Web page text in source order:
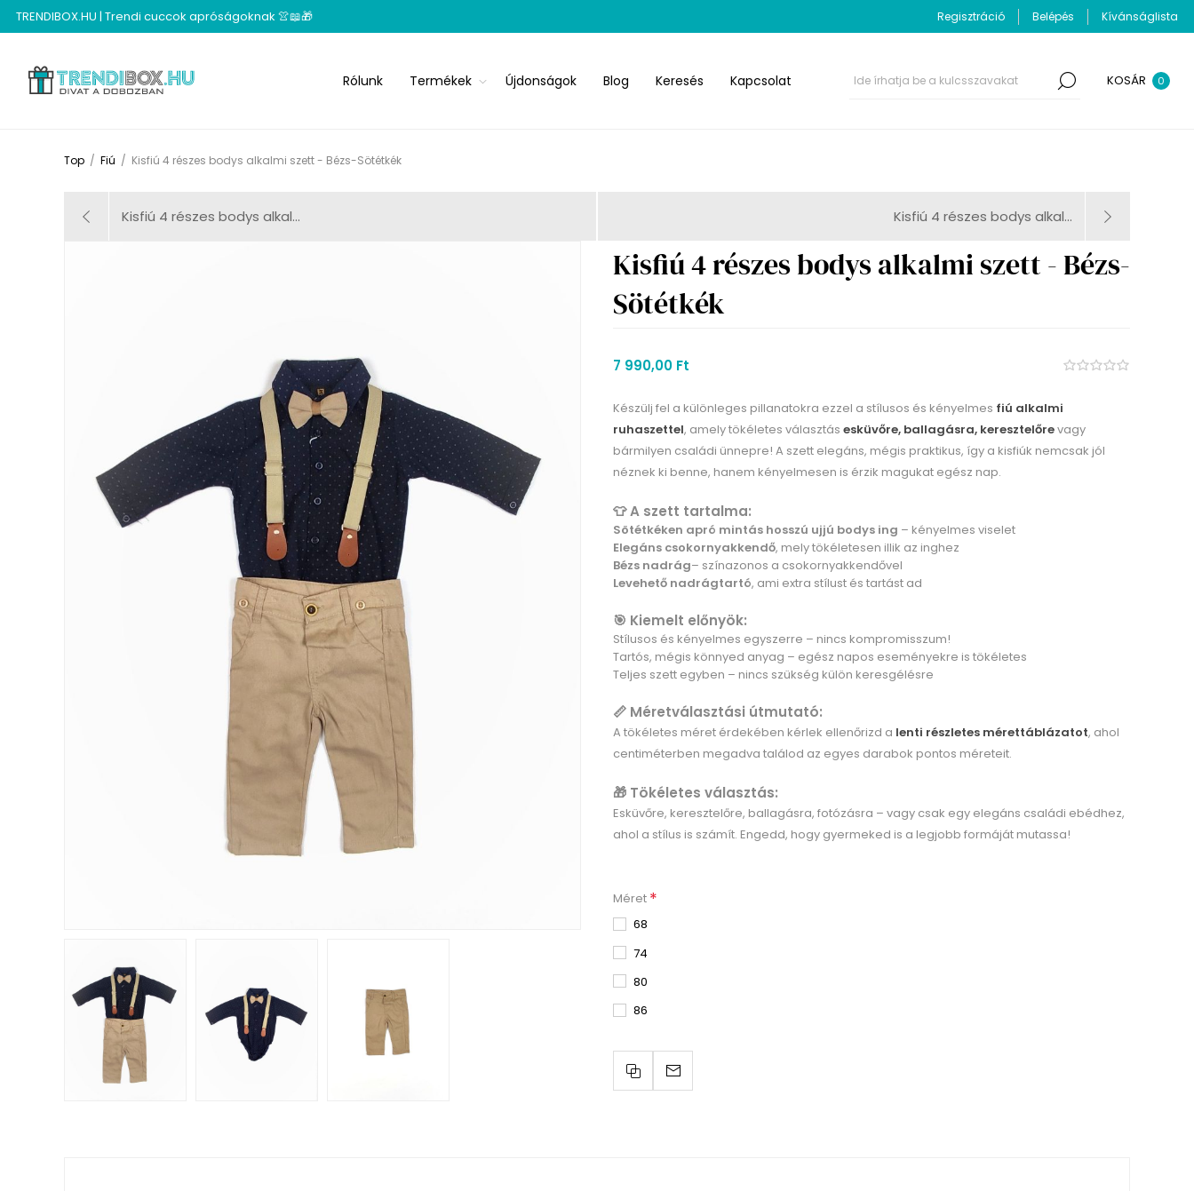
TRENDIBOX.HU | Trendi cuccok apróságoknak 👚📖🎁 Regisztráció Belépés Kívánságlista
Rólunk Termékek Újdonságok Blog Keresés Kapcsolat KOSÁR 0
Top / Fiú / Kisfiú 4 részes bodys alkalmi szett - Bézs-Sötétkék
Kisfiú 4 részes bodys alkal... Kisfiú 4 részes bodys alkal...
Kisfiú 4 részes bodys alkalmi szett - Bézs-
Sötétkék
7 990,00 Ft
Készülj fel a különleges pillanatokra ezzel a stílusos és kényelmes fiú alkalmi
ruhaszettel, amely tökéletes választás esküvőre, ballagásra, keresztelőrevagy
bármilyen családi ünnepre! A szett elegáns, mégis praktikus, így a kisfiúk nemcsak jól
néznek ki benne, hanem kényelmesen is érzik magukat egész nap.
👕 A szett tartalma:
Sötétkéken apró mintás hosszú ujjú bodys ing – kényelmes viselet
Elegáns csokornyakkendő, mely tökéletesen illik az inghez
Bézs nadrág– színazonos a csokornyakkendővel
Levehető nadrágtartó, ami extra stílust és tartást ad
🎯 Kiemelt előnyök:
Stílusos és kényelmes egyszerre – nincs kompromisszum!
Tartós, mégis könnyed anyag – egész napos eseményekre is tökéletes
Teljes szett egyben – nincs szükség külön keresgélésre
📏 Méretválasztási útmutató:
A tökéletes méret érdekében kérlek ellenőrizd a lenti részletes mérettáblázatot, ahol
centiméterben megadva találod az egyes darabok pontos méreteit.
🎁 Tökéletes választás:
Esküvőre, keresztelőre, ballagásra, fotózásra – vagy csak egy elegáns családi ebédhez,
ahol a stílus is számít. Engedd, hogy gyermeked is a legjobb formáját mutassa!
Méret *
68
74
80
86